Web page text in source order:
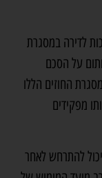
לדירה במסגרת
על הסכם
החוזים הללו
מפקידים
להתרחש לאחר